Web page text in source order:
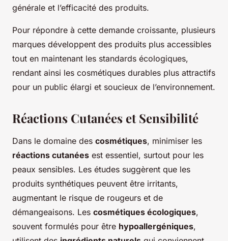
générale et l’efficacité des produits.
Pour répondre à cette demande croissante, plusieurs
marques développent des produits plus accessibles
tout en maintenant les standards écologiques,
rendant ainsi les cosmétiques durables plus attractifs
pour un public élargi et soucieux de l’environnement.
Réactions Cutanées et Sensibilité
Dans le domaine des cosmétiques, minimiser les
réactions cutanées est essentiel, surtout pour les
peaux sensibles. Les études suggèrent que les
produits synthétiques peuvent être irritants,
augmentant le risque de rougeurs et de
démangeaisons. Les cosmétiques écologiques,
souvent formulés pour être hypoallergéniques,